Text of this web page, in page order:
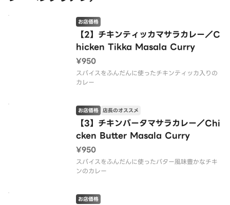
【2】チキンティッカマサラカレー／C
hicken Tikka Masala Curry
お店価格
¥950
スパイスをふんだんに使ったチキンティッカ入りの
カレー
【3】チキンバータマサラカレー／Chi
cken Butter Masala Curry
お店価格 店長のオススメ
¥950
スパイスをふんだんに使ったバター風味豊かなチキ
ンのカレー
お店価格